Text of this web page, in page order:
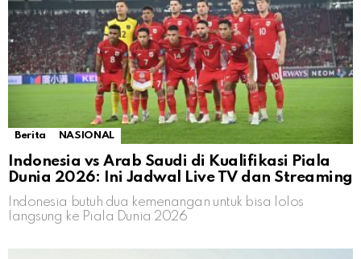
Berita NASIONAL
Indonesia vs Arab Saudi di Kualifikasi Piala
Dunia 2026: Ini Jadwal Live TV dan Streaming
Indonesia butuh dua kemenangan untuk bisa lolos
langsung ke Piala Dunia 2026